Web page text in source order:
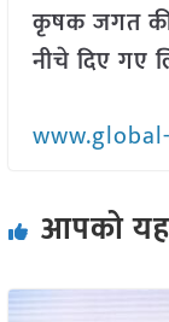
कृषक जगत की
नीचे दिए गए
आपको